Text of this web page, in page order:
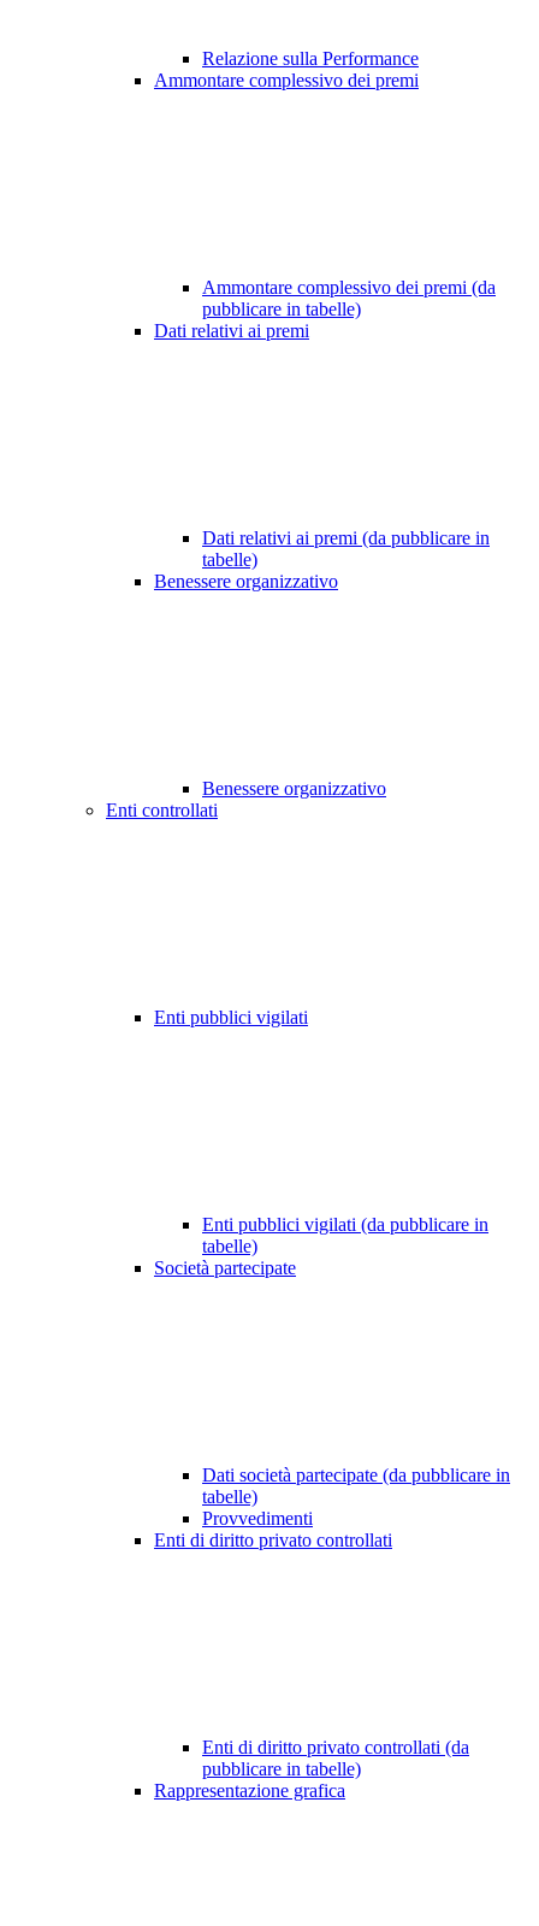
Relazione sulla Performance
Ammontare complessivo dei premi
Ammontare complessivo dei premi (da
pubblicare in tabelle)
Dati relativi ai premi
Dati relativi ai premi (da pubblicare in
tabelle)
Benessere organizzativo
Benessere organizzativo
Enti controllati
Enti pubblici vigilati
Enti pubblici vigilati (da pubblicare in
tabelle)
Società partecipate
Dati società partecipate (da pubblicare in
tabelle)
Provvedimenti
Enti di diritto privato controllati
Enti di diritto privato controllati (da
pubblicare in tabelle)
Rappresentazione grafica